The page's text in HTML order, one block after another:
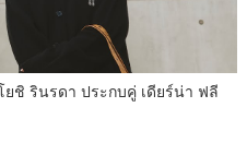
ยชิ รินรดา ประกบคู่ เดียร์น่า ฟลี